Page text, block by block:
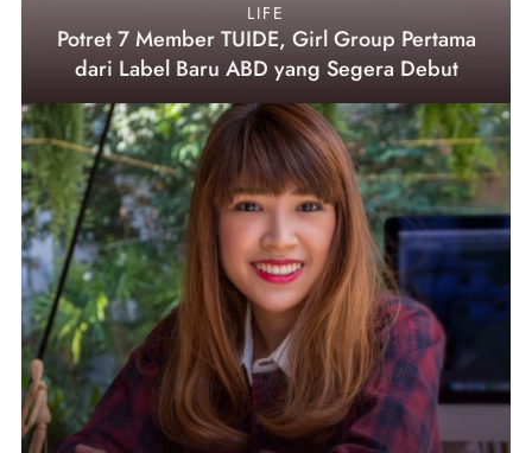
LIFE
Potret 7 Member TUIDE, Girl Group Pertama
dari Label Baru ABD yang Segera Debut